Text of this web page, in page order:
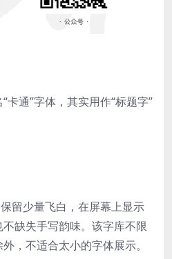
卡通”字体，其实用作“标题字”
留少量飞白，在屏幕上显示
缺失手写韵味。该字库不限
，不适合太小的字体展示。